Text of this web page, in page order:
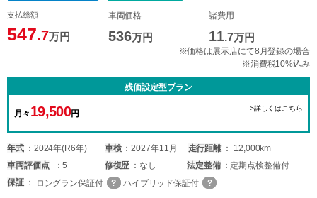
支払総額
547.7万円
車両価格
536万円
諸費用
11.7万円
※価格は展示店にて8月登録の場合
※消費税10%込み
残価設定型プラン
月々 19,500円
>詳しくはこちら
年式 2024年(R6年) 車検 2027年11月 走行距離
12,000km
車両評価点 5 修復歴 なし 法定整備
定期点検整備付
保証
ロングラン保証付 ハイブリッド保証付